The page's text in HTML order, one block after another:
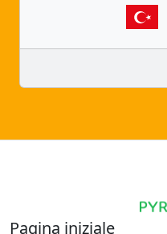
Pagina iniziale